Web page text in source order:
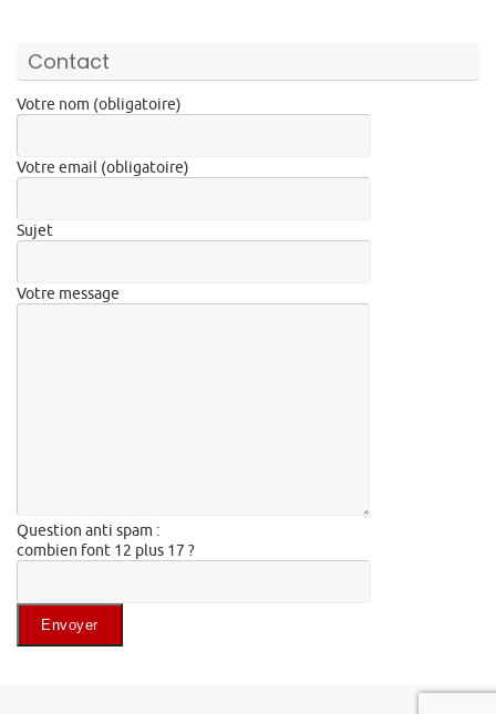
Contact
Votre nom (obligatoire)
Votre email (obligatoire)
Sujet
Votre message
Question anti spam :
combien font 12 plus 17 ?